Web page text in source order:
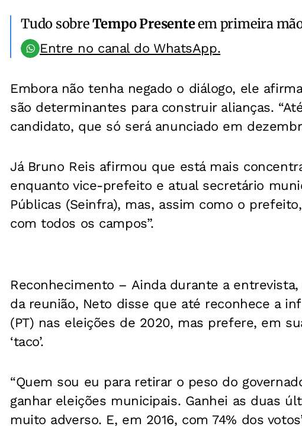
Tudo sobreTempo Presenteem primeira
Entre no canal do WhatsApp.
Embora não tenha negado o diálogo, ele
são determinantes para construir alianças.
candidato, que só será anunciado em
Já Bruno Reis afirmou que está mais
enquanto vice-prefeito e atual secretário
Públicas (Seinfra), mas, assim como o
com todos os campos”.
Reconhecimento – Ainda durante a
da reunião, Neto disse que até reconhece a
(PT) nas eleições de 2020, mas prefere, em
‘taco’.
“Quem sou eu para retirar o peso do
ganhar eleições municipais. Ganhei as duas
muito adverso. E, em 2016, com 74% dos